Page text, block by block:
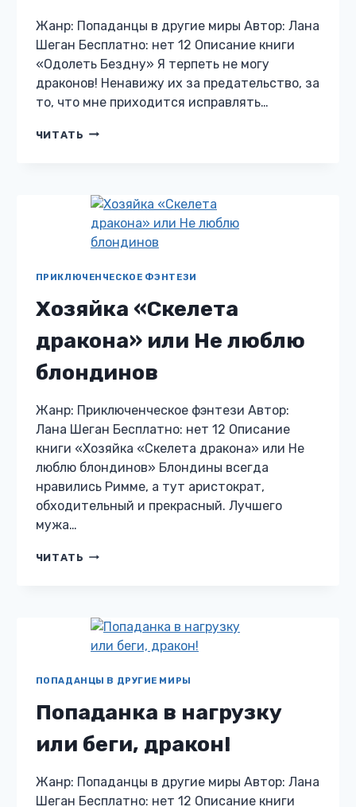
Жанр: Попаданцы в другие миры Автор: Лана
Шеган Бесплатно: нет 12 Описание книги
«Одолеть Бездну» Я терпеть не могу
драконов! Ненавижу их за предательство, за
то, что мне приходится исправлять…
ЧИТАТЬ ОДОЛЕТЬ
ПРИКЛЮЧЕНЧЕСКОЕ ФЭНТЕЗИ
Хозяйка «Скелета
дракона» или Не люблю
блондинов
Жанр: Приключенческое фэнтези Автор:
Лана Шеган Бесплатно: нет 12 Описание
книги «Хозяйка «Скелета дракона» или Не
люблю блондинов» Блондины всегда
нравились Римме, а тут аристократ,
обходительный и прекрасный. Лучшего
мужа…
ЧИТАТЬ ХОЗЯЙКА
НЕ
ЛЮБЛЮ
БЛОНДИНОВ
ПОПАДАНЦЫ В ДРУГИЕ МИРЫ
Попаданка в нагрузку
или беги, дракон!
Жанр: Попаданцы в другие миры Автор: Лана
Шеган Бесплатно: нет 12 Описание книги